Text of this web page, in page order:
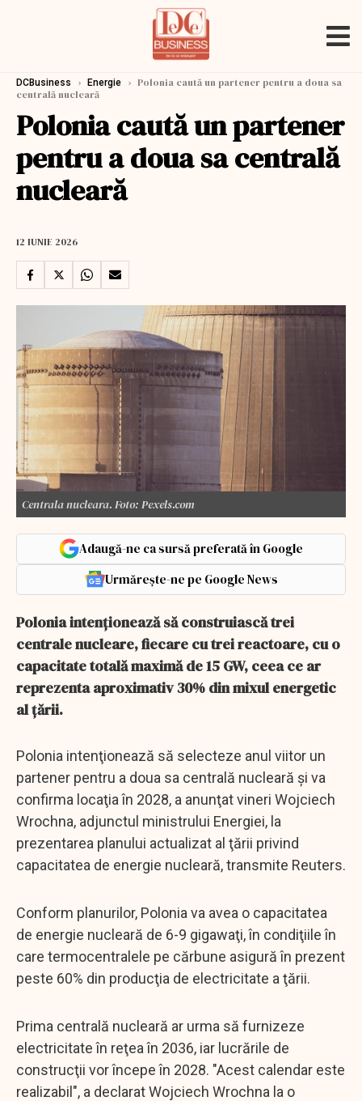
DCBusiness › Energie › Polonia caută un partener pentru a doua sa
centrală nucleară
Polonia caută un partener
pentru a doua sa centrală
nucleară
12 IUNIE 2026
Centrala nucleara. Foto: Pexels.com
Adaugă-ne ca sursă preferată în Google
Urmărește-ne pe Google News
Polonia intenţionează să construiască trei
centrale nucleare, fiecare cu trei reactoare, cu o
capacitate totală maximă de 15 GW, ceea ce ar
reprezenta aproximativ 30% din mixul energetic
al ţării.
Polonia intenţionează să selecteze anul viitor un
partener pentru a doua sa centrală nucleară şi va
confirma locaţia în 2028, a anunţat vineri Wojciech
Wrochna, adjunctul ministrului Energiei, la
prezentarea planului actualizat al ţării privind
capacitatea de energie nucleară, transmite Reuters.
Conform planurilor, Polonia va avea o capacitatea
de energie nucleară de 6-9 gigawaţi, în condiţiile în
care termocentralele pe cărbune asigură în prezent
peste 60% din producţia de electricitate a ţării.
Prima centrală nucleară ar urma să furnizeze
electricitate în reţea în 2036, iar lucrările de
construcţii vor începe în 2028. "Acest calendar este
realizabil", a declarat Wojciech Wrochna la o